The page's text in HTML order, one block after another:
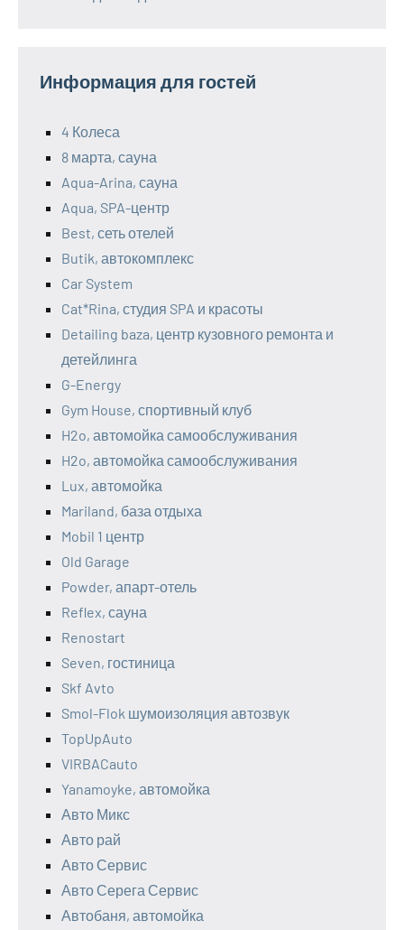
Информация для гостей
4 Колеса
8 марта, сауна
Aqua-Arina, сауна
Aqua, SPA-центр
Best, сеть отелей
Butik, автокомплекс
Car System
Cat*Rina, студия SPA и красоты
Detailing baza, центр кузовного ремонта и
детейлинга
G-Energy
Gym House, спортивный клуб
H2o, автомойка самообслуживания
H2o, автомойка самообслуживания
Lux, автомойка
Mariland, база отдыха
Mobil 1 центр
Old Garage
Powder, апарт-отель
Reflex, сауна
Renostart
Seven, гостиница
Skf Avto
Smol-Flok шумоизоляция автозвук
TopUpAuto
VIRBACauto
Yanamoyke, автомойка
Авто Микс
Авто рай
Авто Сервис
Авто Серега Сервис
Автобаня, автомойка